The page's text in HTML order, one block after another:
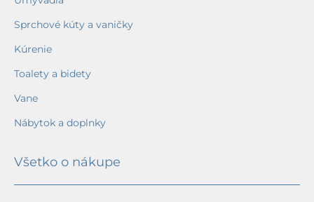
Sprchové kúty a vaničky
Kúrenie
Toalety a bidety
Vane
Nábytok a doplnky
Všetko o nákupe